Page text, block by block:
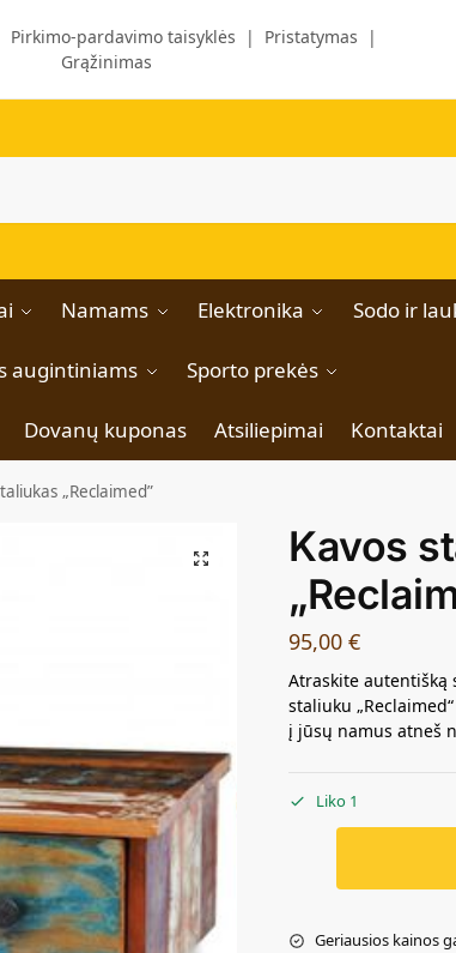
Pirkimo-pardavimo taisyklės | Pristatymas |
Grąžinimas
Namams Elektronika Sodo ir
augintiniams Sporto prekės
Dovanų kuponas Atsiliepimai Kontaktai
„Reclaimed”
Kavos
95,00€
Atraskite autentišką
staliuku
į jūsų namus atneš
Liko 1
Geriausios kainos